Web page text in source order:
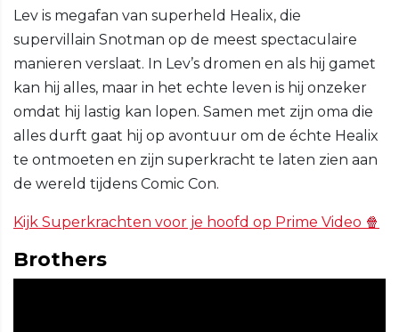
Lev is megafan van superheld Healix, die
supervillain Snotman op de meest spectaculaire
manieren verslaat. In Lev’s dromen en als hij gamet
kan hij alles, maar in het echte leven is hij onzeker
omdat hij lastig kan lopen. Samen met zijn oma die
alles durft gaat hij op avontuur om de échte Healix
te ontmoeten en zijn superkracht te laten zien aan
de wereld tijdens Comic Con.
Kijk Superkrachten voor je hoofd op Prime Video 🍿
Brothers